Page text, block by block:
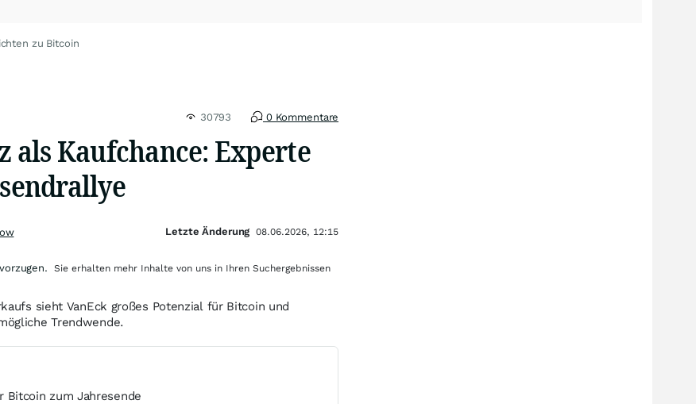
zu Bitcoin
30793 0 Kommentare
als Kaufchance: Experte
sieht VanEck großes Potenzial für Bitcoin und
Trendwende.
Bitcoin zum Jahresende
Letzte Änderung 08.06.2026, 12:15
Sie erhalten mehr Inhalte von uns in Ihren Suchergebnissen